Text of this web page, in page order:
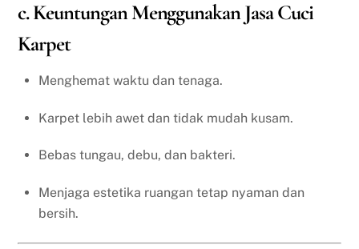
c. Keuntungan Menggunakan Jasa Cuci
Karpet
Menghemat waktu dan tenaga.
Karpet lebih awet dan tidak mudah kusam.
Bebas tungau, debu, dan bakteri.
Menjaga estetika ruangan tetap nyaman dan
bersih.